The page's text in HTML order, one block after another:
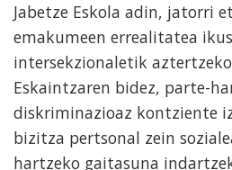
Jabetze Eskola adin, jatorri
emakumeen errealitatea
intersekzionaletik
Eskaintzaren bidez, parte-
diskriminazioaz kontziente
bizitza pertsonal zein
hartzeko gaitasuna